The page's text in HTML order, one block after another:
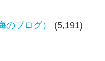
のブログ）
(5,191)